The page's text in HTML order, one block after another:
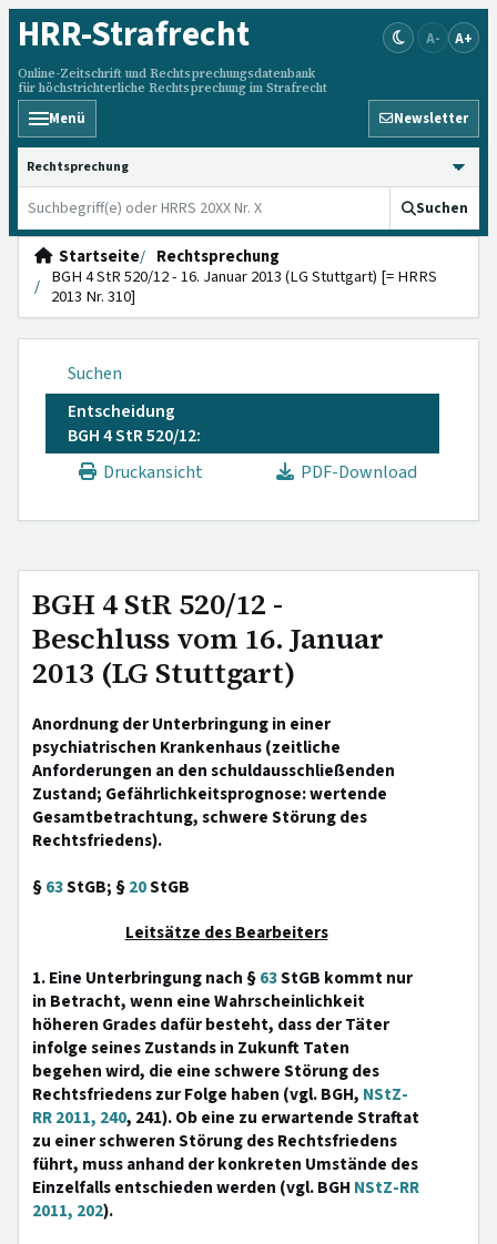
HRR-Strafrecht
Online-Zeitschrift und Rechtsprechungsdatenbank
für höchstrichterliche Rechtsprechung im Strafrecht
A- A+
Menü Newsletter
HRRS durchsuchen
Suchen
Startseite
Rechtsprechung
BGH 4 StR 520/12 - 16. Januar 2013 (LG Stuttgart) [= HRRS
2013 Nr. 310]
Suchen
Entscheidung
BGH 4 StR 520/12:
Druckansicht
PDF-Download
BGH 4 StR 520/12 -
Beschluss vom 16. Januar
2013 (LG Stuttgart)
Anordnung der Unterbringung in einer
psychiatrischen Krankenhaus (zeitliche
Anforderungen an den schuldausschließenden
Zustand; Gefährlichkeitsprognose: wertende
Gesamtbetrachtung, schwere Störung des
Rechtsfriedens).
§63StGB; §20StGB
Leitsätze des Bearbeiters
1. Eine Unterbringung nach §63StGB kommt nur
in Betracht, wenn eine Wahrscheinlichkeit
höheren Grades dafür besteht, dass der Täter
infolge seines Zustands in Zukunft Taten
begehen wird, die eine schwere Störung des
Rechtsfriedens zur Folge haben (vgl. BGH, NStZ-
RR 2011, 240, 241). Ob eine zu erwartende Straftat
zu einer schweren Störung des Rechtsfriedens
führt, muss anhand der konkreten Umstände des
Einzelfalls entschieden werden (vgl. BGH NStZ-RR
2011, 202).